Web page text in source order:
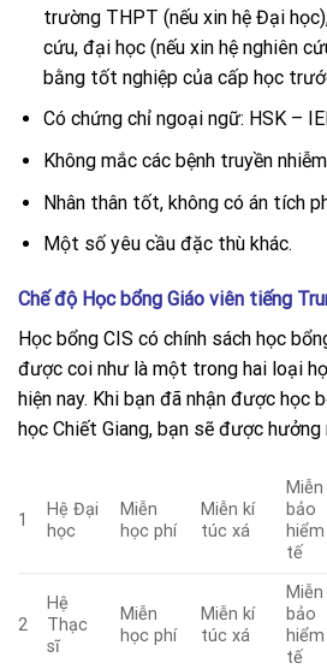
trường THPT (nếu xin hệ Đại
cứu, đại học (nếu xin hệ nghiên
bằng tốt nghiệp của cấp học
Có chứng chỉ ngoại ngữ: HSK –
Không mắc các bệnh truyền
Nhân thân tốt, không có án tích
Một số yêu cầu đặc thù khác.
Chế độ Học bổng Giáo viên tiếng
Học bổng CIS có chính sách học
được coi như là một trong hai loại
hiện nay. Khi bạn đã nhận được học
học Chiết Giang, bạn sẽ được hưởng
1
Hệ Đại
học
Miễn
học phí
Miễn kí
túc xá
Miễn
bảo
tế
2
Hệ
Thạc
sĩ
Miễn
học phí
Miễn kí
túc xá
Miễn
bảo
tế